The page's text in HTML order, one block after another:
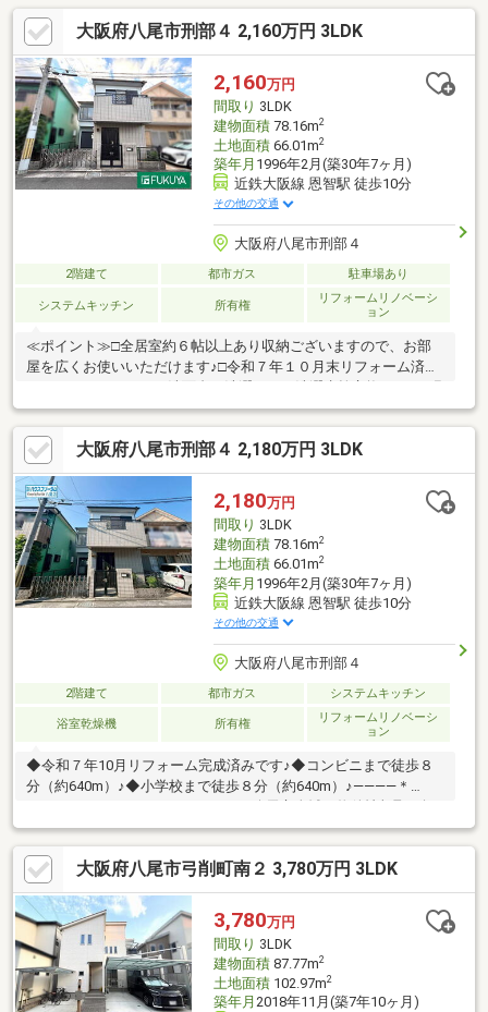
クリーニング刑部小学校まで約７分曙川南小学校まで約８分お子
様の通学にも安心です♪。・☆・。・☆・。・☆・。・☆・。・
☆・。・☆・。・☆・
大阪府八尾市刑部４ 2,160万円 3LDK
2,160万円
間取り 3LDK
建物面積78.16m2
土地面積66.01m2
築年月 1996年2月(築30年7ヶ月)
近鉄大阪線 恩智駅 徒歩10分
その他の交通
大阪府八尾市刑部４
2階建て 都市ガス 駐車場あり
システムキッチン 所有権
リフォームリノベーシ
ョン
≪ポイント≫□全居室約６帖以上あり収納ございますので、お部
屋を広くお使いいただけます♪□令和７年１０月末リフォーム済み
替/ＣＦ張替/ＴＶモニターホン取替/ＬＤＫフロアタイル上張/バル
コニー防水塗装/ハウスクリーニング）≪周辺環境≫八尾市立刑部
小学校：徒歩約6分（450ｍ）八尾市立曙川南中学校：徒歩約8分
（620ｍ）セブンイレブン八尾柏村町三丁目店：徒歩約8分（590
ｍ）
大阪府八尾市刑部４ 2,180万円 3LDK
2,180万円
間取り 3LDK
建物面積78.16m2
土地面積66.01m2
築年月 1996年2月(築30年7ヶ月)
近鉄大阪線 恩智駅 徒歩10分
その他の交通
大阪府八尾市刑部４
2階建て 都市ガス システムキッチン
浴室乾燥機 所有権
リフォームリノベーシ
ョン
◆令和７年10月リフォーム完成済みです♪◆コンビニまで徒歩８
分（約640m）♪◆小学校まで徒歩８分（約640m）♪――――＊
――――＊――――＊――――＊――――■八尾市全域の物件情報取り扱
い可能！■ハウスフリーダムは【東証スタンダード上場企業】で
す☆■物件多数揃えております！是非店頭へお越し下さい♪■頭金
０円のフルローンが可能です♪■お客様のライフプランに沿った物
件をご提案させて頂きます☆■不動産購入や住宅ローンについて
お気軽にお問合せ下さい♪■ご来店の際は、店舗横に駐車スペース
４台分ございます♪■八尾市の【中古戸建】ならハウスフリーダム
八尾店 +o☆*.+o◇
大阪府八尾市弓削町南２ 3,780万円 3LDK
3,780万円
間取り 3LDK
建物面積87.77m2
土地面積102.97m2
築年月 2018年11月(築7年10ヶ月)